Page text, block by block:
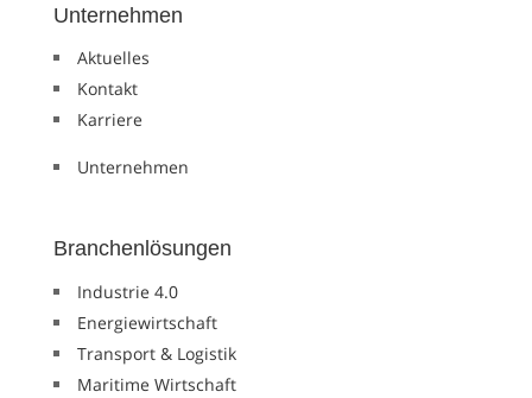
Unternehmen
Aktuelles
Kontakt
Karriere
Unternehmen
Branchenlösungen
Industrie 4.0
Energiewirtschaft
Transport & Logistik
Maritime Wirtschaft